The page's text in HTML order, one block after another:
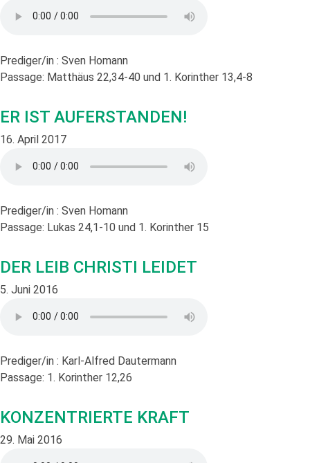
Prediger/in : Sven Homann
Passage: Matthäus 22,34-40 und 1. Korinther 13,4-8
ER IST AUFERSTANDEN!
16. April 2017
Prediger/in : Sven Homann
Passage: Lukas 24,1-10 und 1. Korinther 15
DER LEIB CHRISTI LEIDET
5. Juni 2016
Prediger/in : Karl-Alfred Dautermann
Passage: 1. Korinther 12,26
KONZENTRIERTE KRAFT
29. Mai 2016